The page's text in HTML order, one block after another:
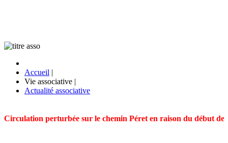
Accueil |
Vie associative |
Actualité associative
Circulation perturbée sur le chemin Péret en raison du début